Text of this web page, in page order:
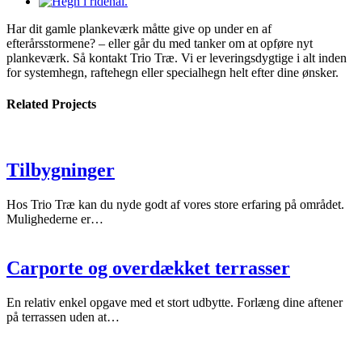
Har dit gamle plankeværk måtte give op under en af
efterårsstormene? – eller går du med tanker om at opføre nyt
plankeværk. Så kontakt Trio Træ. Vi er leveringsdygtige i alt inden
for systemhegn, raftehegn eller specialhegn helt efter dine ønsker.
Related Projects
Tilbygninger
Hos Trio Træ kan du nyde godt af vores store erfaring på området.
Mulighederne er…
Carporte og overdækket terrasser
En relativ enkel opgave med et stort udbytte. Forlæng dine aftener
på terrassen uden at…